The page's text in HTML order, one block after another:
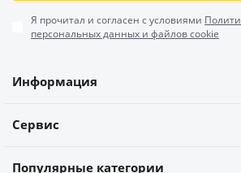
Я прочитал и согласен с условиями
персональных данных и файлов cookie
Информация
Сервис
Популярные категории